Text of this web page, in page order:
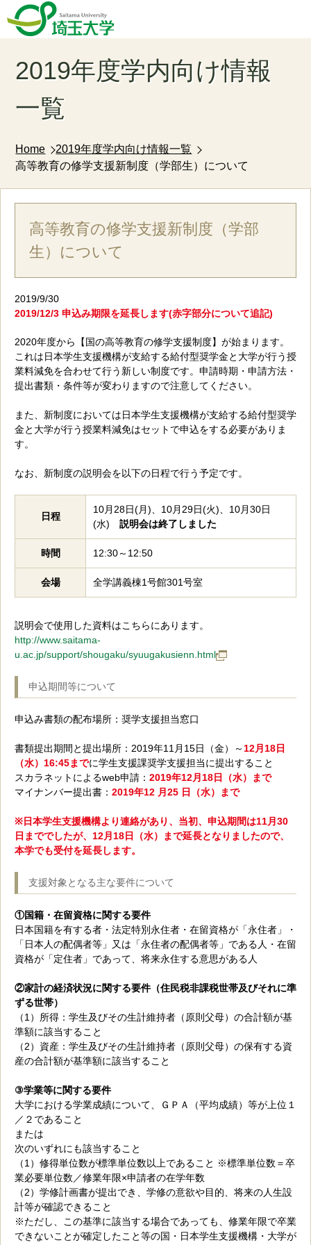
2019年度学内向け情報
一覧
Home
2019年度学内向け情報一覧
高等教育の修学支援新制度（学部生）について
高等教育の修学支援新制度（学部
生）について
2019/9/30
2019/12/3 申込み期限を延長します(赤字部分について追記)
2020年度から【国の高等教育の修学支援制度】が始まります。
これは日本学生支援機構が支給する給付型奨学金と大学が行う授
業料減免を合わせて行う新しい制度です。申請時期・申請方法・
提出書類・条件等が変わりますので注意してください。
また、新制度においては日本学生支援機構が支給する給付型奨学
金と大学が行う授業料減免はセットで申込をする必要がありま
す。
なお、新制度の説明会を以下の日程で行う予定です。
日程
10月28日(月)、10月29日(火)、10月30日
(水) 説明会は終了しました
時間 12:30～12:50
会場 全学講義棟1号館301号室
説明会で使用した資料はこちらにあります。
http://www.saitama-
u.ac.jp/support/shougaku/syuugakusienn.html
申込期間等について
申込み書類の配布場所：奨学支援担当窓口
書類提出期間と提出場所：2019年11月15日（金）～ 12月18日
（水）16:45までに学生支援課奨学支援担当に提出すること
スカラネットによるweb申請： 2019年12月18日（水）まで
マイナンバー提出書： 2019年12 月25 日（水）まで
※日本学生支援機構より連絡があり、当初、申込期間は11月30
日まででしたが、12月18日（水）まで延長となりましたので、
本学でも受付を延長します。
支援対象となる主な要件について
①国籍・在留資格に関する要件
日本国籍を有する者・法定特別永住者・在留資格が「永住者」・
「日本人の配偶者等」又は「永住者の配偶者等」である人・在留
資格が「定住者」であって、将来永住する意思がある人
②家計の経済状況に関する要件（住民税非課税世帯及びそれに準
ずる世帯）
（1）所得：学生及びその生計維持者（原則父母）の合計額が基
準額に該当すること
（2）資産：学生及びその生計維持者（原則父母）の保有する資
産の合計額が基準額に該当すること
③学業等に関する要件
大学における学業成績について、ＧＰＡ（平均成績）等が上位１
／２であること
または
次のいずれにも該当すること
（1）修得単位数が標準単位数以上であること ※標準単位数＝卒
業必要単位数／修業年限×申請者の在学年数
（2）学修計画書が提出でき、学修の意欲や目的、将来の人生設
計等が確認できること
※ただし、この基準に該当する場合であっても、修業年限で卒業
できないことが確定したこと等の国・日本学生支援機構・大学が